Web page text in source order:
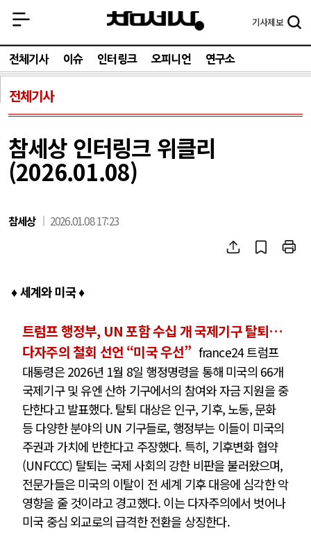
기사제보
전체기사 이슈 인터링크 오피니언 연구소
전체기사
참세상 인터링크 위클리
(2026.01.08)
참세상 2026.01.08 17:23
♦ 세계와 미국 ♦
트럼프 행정부, UN 포함 수십 개 국제기구 탈퇴…
다자주의 철회 선언 “미국 우선” france24 트럼프
대통령은 2026년 1월 8일 행정명령을 통해 미국의 66개
국제기구 및 유엔 산하 기구에서의 참여와 자금 지원을 중
단한다고 발표했다. 탈퇴 대상은 인구, 기후, 노동, 문화
등 다양한 분야의 UN 기구들로, 행정부는 이들이 미국의
주권과 가치에 반한다고 주장했다. 특히, 기후변화 협약
(UNFCCC) 탈퇴는 국제 사회의 강한 비판을 불러왔으며,
전문가들은 미국의 이탈이 전 세계 기후 대응에 심각한 악
영향을 줄 것이라고 경고했다. 이는 다자주의에서 벗어나
미국 중심 외교로의 급격한 전환을 상징한다.